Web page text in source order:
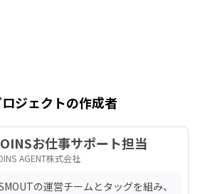
ジェクトの作成者
お仕事サポート担当
AGENT株式会社
の運営チームとタッグを組み、